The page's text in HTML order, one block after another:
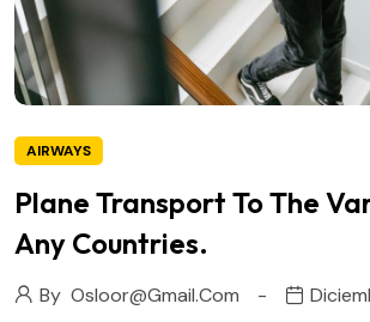
AIRWAYS
Plane Transport To The
Any Countries.
By Osloor@gmail.com